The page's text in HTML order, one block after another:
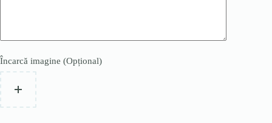
Încarcă imagine (Opțional)